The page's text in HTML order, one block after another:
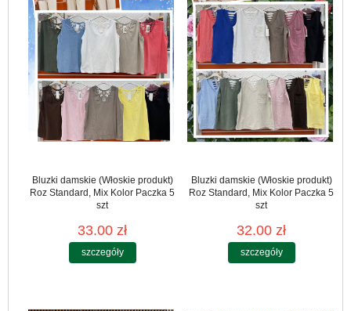
Bluzki damskie (Włoskie produkt)
Roz Standard, Mix Kolor Paczka 5
szt
33.00 zł
szczegóły
Bluzki damskie (Włoskie produkt)
Roz Standard, Mix Kolor Paczka 5
szt
32.00 zł
szczegóły